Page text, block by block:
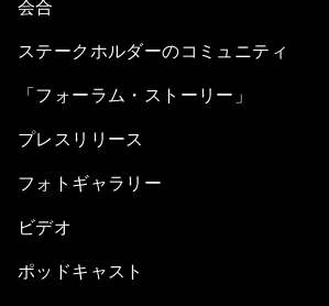
会合
ステークホルダーのコミュニティ
「フォーラム・ストーリー」
プレスリリース
フォトギャラリー
ビデオ
ポッドキャスト